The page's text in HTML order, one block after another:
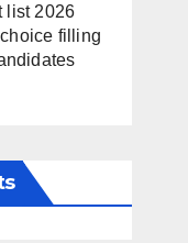
list 2026
filling